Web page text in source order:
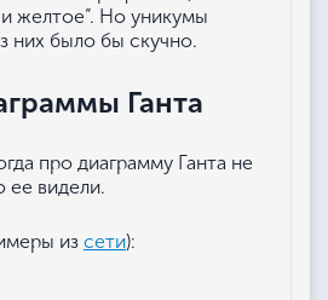
и желтое”. Но уникумы
них было бы скучно.
Ганта
про диаграмму Ганта не
ее видели.
из сети):